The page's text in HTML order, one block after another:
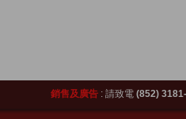
銷售及廣告 : 請致電 (852)